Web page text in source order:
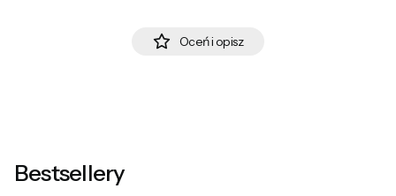
Oceń i opisz
Bestsellery